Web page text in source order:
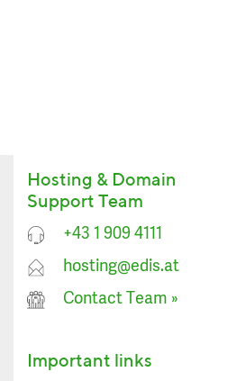
Hosting & Domain
Support Team
+43 1 909 4111
hosting@edis.at
Contact Team »
Important links